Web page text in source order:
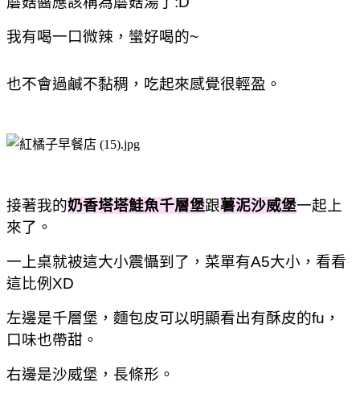
我有喝一口微辣，蠻好喝的~
也不會過鹹不黏稠，吃起來感覺很輕盈。
接著我的奶香塔塔鮭魚千層堡跟薯泥沙威堡一起上
來了。
一上桌就被這大小震懾到了，菜單有A5大小，看看
這比例XD
左邊是千層堡，麵包皮可以明顯看出有酥皮的fu，
口味也帶甜。
右邊是沙威堡，長條形。